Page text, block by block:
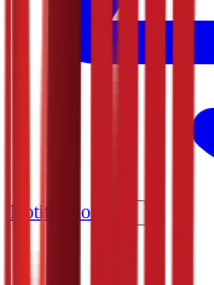
Notifications